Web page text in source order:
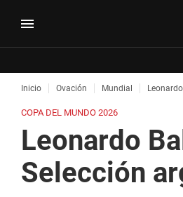
Inicio Ovación Mundial
COPA DEL MUNDO 2026
Leonardo
Selección